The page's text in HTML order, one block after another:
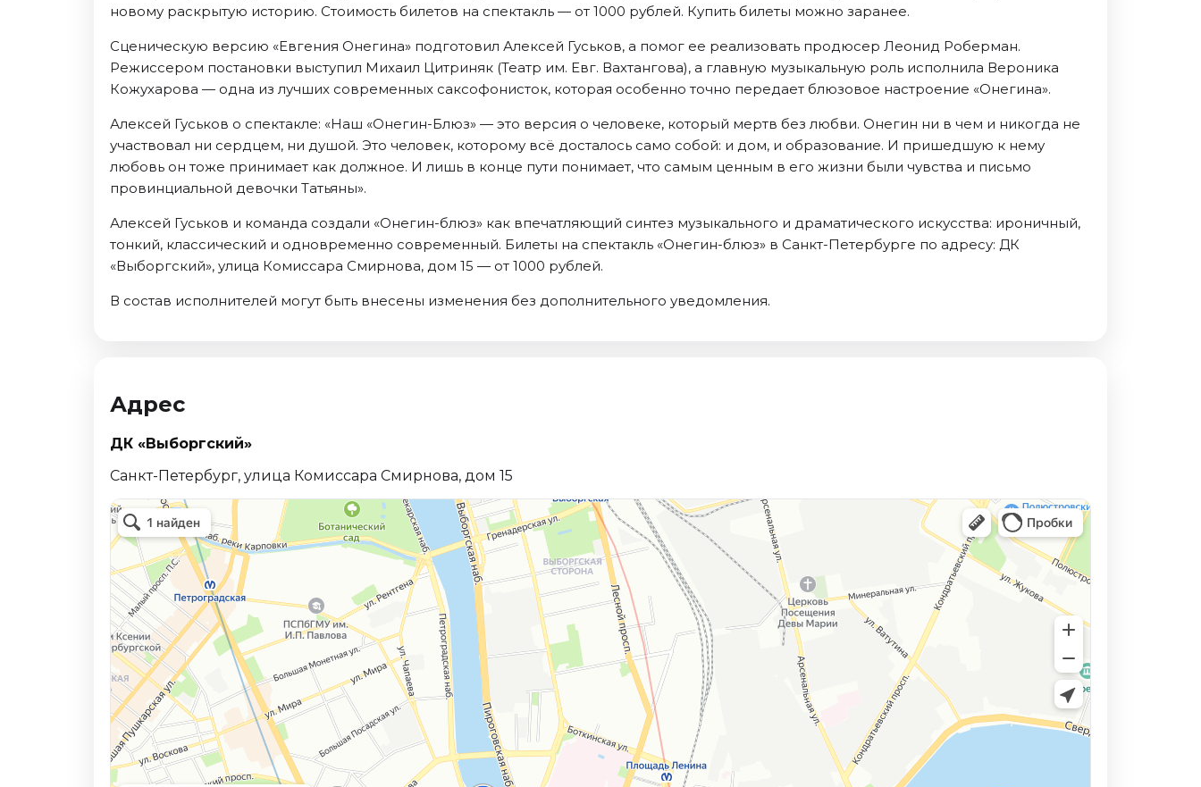
Сентябрь 2026
Декабрь 2026
Сентябрь 2026
Октябрь 2026
новому раскрытую историю. Стоимость билетов на спектакль — от 1000 рублей. Купить билеты можно заранее.
Сценическую версию «Евгения Онегина» подготовил Алексей Гуськов, а помог ее реализовать продюсер Леонид Роберман.
Режиссером постановки выступил Михаил Цитриняк (Театр им. Евг. Вахтангова), а главную музыкальную роль исполнила Вероника
Кожухарова — одна из лучших современных саксофонисток, которая особенно точно передает блюзовое настроение «Онегина».
Алексей Гуськов о спектакле: «Наш «Онегин-Блюз» — это версия о человеке, который мертв без любви. Онегин ни в чем и никогда не
участвовал ни сердцем, ни душой. Это человек, которому всё досталось само собой: и дом, и образование. И пришедшую к нему
любовь он тоже принимает как должное. И лишь в конце пути понимает, что самым ценным в его жизни были чувства и письмо
провинциальной девочки Татьяны».
Алексей Гуськов и команда создали «Онегин-блюз» как впечатляющий синтез музыкального и драматического искусства: ироничный,
тонкий, классический и одновременно современный. Билеты на спектакль «Онегин-блюз» в Санкт-Петербурге по адресу: ДК
«Выборгский», улица Комиссара Смирнова, дом 15 — от 1000 рублей.
В состав исполнителей могут быть внесены изменения без дополнительного уведомления.
Адрес
ДК «Выборгский»
Санкт-Петербург, улица Комиссара Смирнова, дом 15